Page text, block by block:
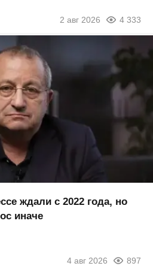
2 авг 2026 4 333
ждали с 2022 года, но
иначе
4 авг 2026 897